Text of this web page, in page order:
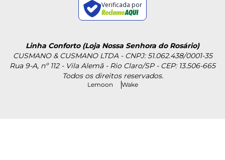
Verificada por
Linha Conforto (Loja Nossa Senhora do Rosário)
CUSMANO & CUSMANO LTDA - CNPJ: 51.062.438/0001-35
Rua 9-A, nº 112 - Vila Alemã - Rio Claro/SP - CEP: 13.506-665
Todos os direitos reservados.
Lemoon Wake